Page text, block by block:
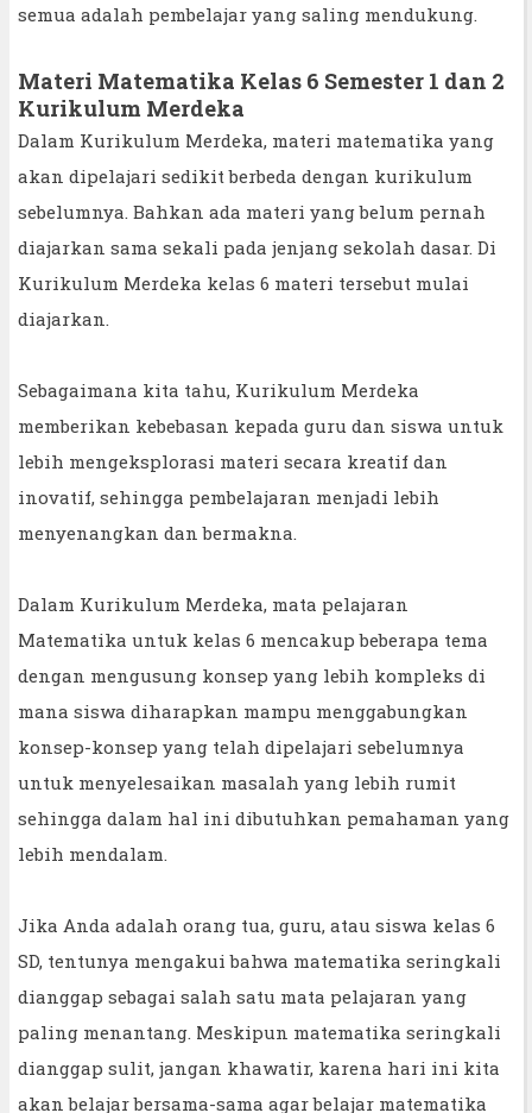
semua adalah pembelajar yang saling mendukung.
Materi Matematika Kelas 6 Semester 1 dan 2
Kurikulum Merdeka
Dalam Kurikulum Merdeka, materi matematika yang
akan dipelajari sedikit berbeda dengan kurikulum
sebelumnya. Bahkan ada materi yang belum pernah
diajarkan sama sekali pada jenjang sekolah dasar. Di
Kurikulum Merdeka kelas 6 materi tersebut mulai
diajarkan.
Sebagaimana kita tahu, Kurikulum Merdeka
memberikan kebebasan kepada guru dan siswa untuk
lebih mengeksplorasi materi secara kreatif dan
inovatif, sehingga pembelajaran menjadi lebih
menyenangkan dan bermakna.
Dalam Kurikulum Merdeka, mata pelajaran
Matematika untuk kelas 6 mencakup beberapa tema
dengan mengusung konsep yang lebih kompleks di
mana siswa diharapkan mampu menggabungkan
konsep-konsep yang telah dipelajari sebelumnya
untuk menyelesaikan masalah yang lebih rumit
sehingga dalam hal ini dibutuhkan pemahaman yang
lebih mendalam.
Jika Anda adalah orang tua, guru, atau siswa kelas 6
SD, tentunya mengakui bahwa matematika seringkali
dianggap sebagai salah satu mata pelajaran yang
paling menantang. Meskipun matematika seringkali
dianggap sulit, jangan khawatir, karena hari ini kita
akan belajar bersama-sama agar belajar matematika